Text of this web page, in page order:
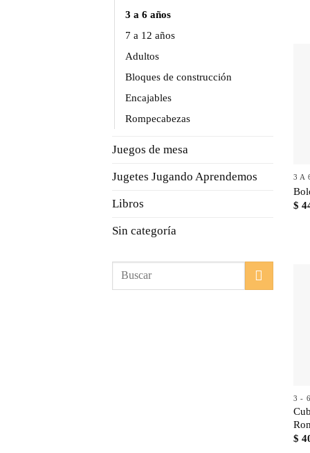
3 a 6 años
7 a 12 años
Adultos
Bloques de construcción
Encajables
Rompecabezas
Juegos de mesa
Jugetes Jugando Aprendemos
Libros
Sin categoría
Buscar
3 A
$
3 -
$